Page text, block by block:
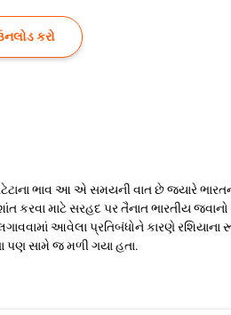
કરો
ભાવ આ એ સમયની વાત છે જ્યારે
કરવા માટે સરહદ પર તૈનાત ભારતીય
આવેલા પ્રતિબંધોને કારણે
પણ સામે જ મળી ગયા હતા.